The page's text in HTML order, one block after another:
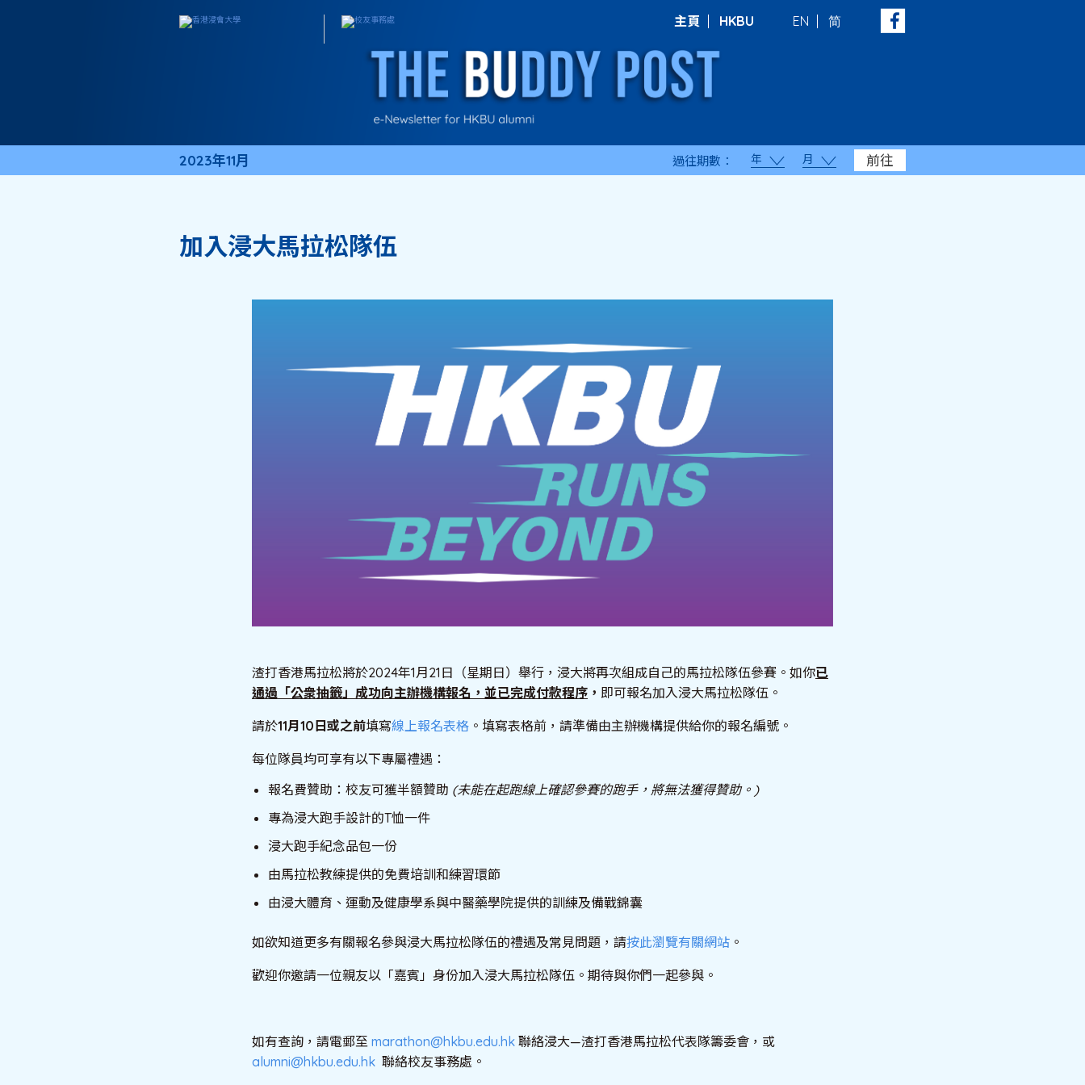
主頁 HKBU EN 简
2023年11月 過往期數： 年 月 前往
加入浸大馬拉松隊伍
渣打香港馬拉松將於2024年1月21日（星期日）舉行，浸大將再次組成自己的馬拉松隊伍參賽。如你已
通過「公衆抽籤」成功向主辦機構報名，並已完成付款程序 ， 即可報名加入浸大馬拉松隊伍。
請於11月10日或之前填寫線上報名表格 。填寫表格前，請準備由主辦機構提供給你的報名編號。
每位隊員均可享有以下專屬禮遇：
報名費贊助：校友可獲半額贊助 (未能在起跑線上確認參賽的跑手，將無法獲得贊助。)
專為浸大跑手設計的T恤一件
浸大跑手紀念品包一份
由馬拉松教練提供的免費培訓和練習環節
由浸大體育、運動及健康學系與中醫藥學院提供的訓練及備戰錦囊
如欲知道更多有關報名參與浸大馬拉松隊伍的禮遇及常見問題，請按此瀏覽有關網站 。
歡迎你邀請一位親友以「嘉賓」身份加入浸大馬拉松隊伍。期待與你們一起參與。
如有查詢，請電郵至 marathon@hkbu.edu.hk 聯絡浸大—渣打香港馬拉松代表隊籌委會，或
alumni@hkbu.edu.hk 聯絡校友事務處。